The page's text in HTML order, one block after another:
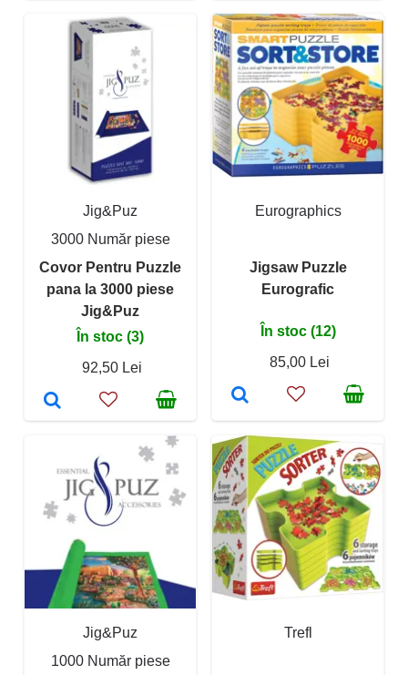
Jig&Puz
3000 Număr piese
Covor Pentru Puzzle
pana la 3000 piese
Jig&Puz
În stoc (3)
92,50 Lei
Eurographics
Jigsaw Puzzle
Eurografic
În stoc (12)
85,00 Lei
Jig&Puz
1000 Număr piese
Trefl